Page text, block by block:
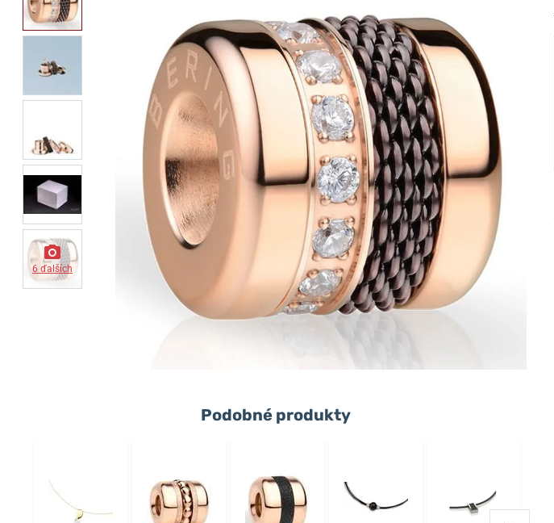
6 ďalších
Podobné produkty